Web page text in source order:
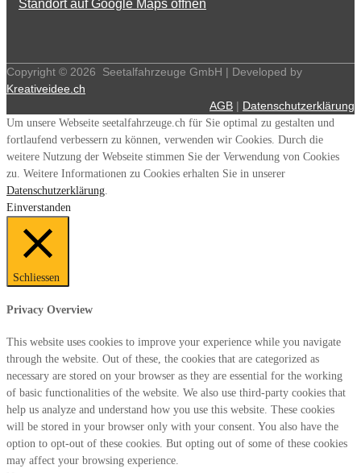
Standort auf Google Maps öffnen
Copyright © 2026
Seetalfahrzeuge GmbH | Developed by
Kreativeidee.ch
AGB | Datenschutzerklärung
Um unsere Webseite seetalfahrzeuge.ch für Sie optimal zu gestalten und
fortlaufend verbessern zu können, verwenden wir Cookies. Durch die
weitere Nutzung der Webseite stimmen Sie der Verwendung von Cookies
zu. Weitere Informationen zu Cookies erhalten Sie in unserer
Datenschutzerklärung
Einverstanden
Schliessen
Privacy Overview
This website uses cookies to improve your experience while you navigate
through the website. Out of these, the cookies that are categorized as
necessary are stored on your browser as they are essential for the working
of basic functionalities of the website. We also use third-party cookies that
help us analyze and understand how you use this website. These cookies
will be stored in your browser only with your consent. You also have the
option to opt-out of these cookies. But opting out of some of these cookies
may affect your browsing experience.